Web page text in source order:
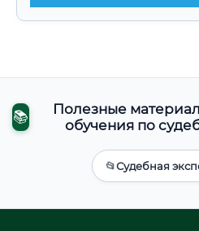
📚
Полезные
обучения по
📂Судебная